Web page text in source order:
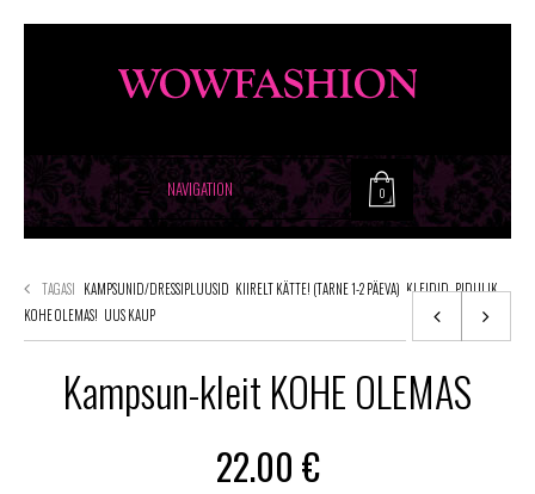
0
NAVIGATION
TAGASI KAMPSUNID/DRESSIPLUUSID KIIRELT KÄTTE! (TARNE 1-2 PÄEVA) KLEIDID PIDULIK
KOHE OLEMAS! UUS KAUP
Kampsun-kleit KOHE OLEMAS
22.00 €